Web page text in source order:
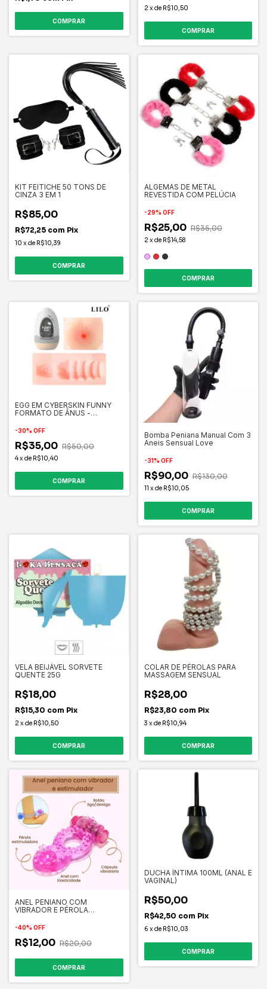
2 xde R$10,50
KIT FEITICHE 50 TONS DE
CINZA 3 EM 1
R$85,00
R$72,25 com Pix
10 xde R$10,39
ALGEMAS DE METAL
REVESTIDA COM PELÚCIA
-29% OFF
R$25,00 R$35,00
2 xde R$14,58
COMPRAR
EGG EM CYBERSKIN FUNNY
FORMATO DE ÂNUS -
-30% OFF
R$35,00 R$50,00
4xde R$10,40
Bomba Peniana Manual Com 3
Aneis Sensual Love
-31% OFF
R$90,00 R$130,00
11 xde R$10,05
VELA BEIJÁVEL SORVETE
QUENTE 25G
R$18,00
R$15,30 com Pix
2 xde R$10,50
COMPRAR
COLAR DE PÉROLAS PARA
MASSAGEM SENSUAL
R$28,00
R$23,80 com Pix
3 xde R$10,94
ANEL PENIANO COM
VIBRADOR E PÉROLA
-40% OFF
R$12,00 R$20,00
DUCHA ÍNTIMA 100ML (ANAL E
VAGINAL)
R$50,00
R$42,50 com Pix
6 xde R$10,03